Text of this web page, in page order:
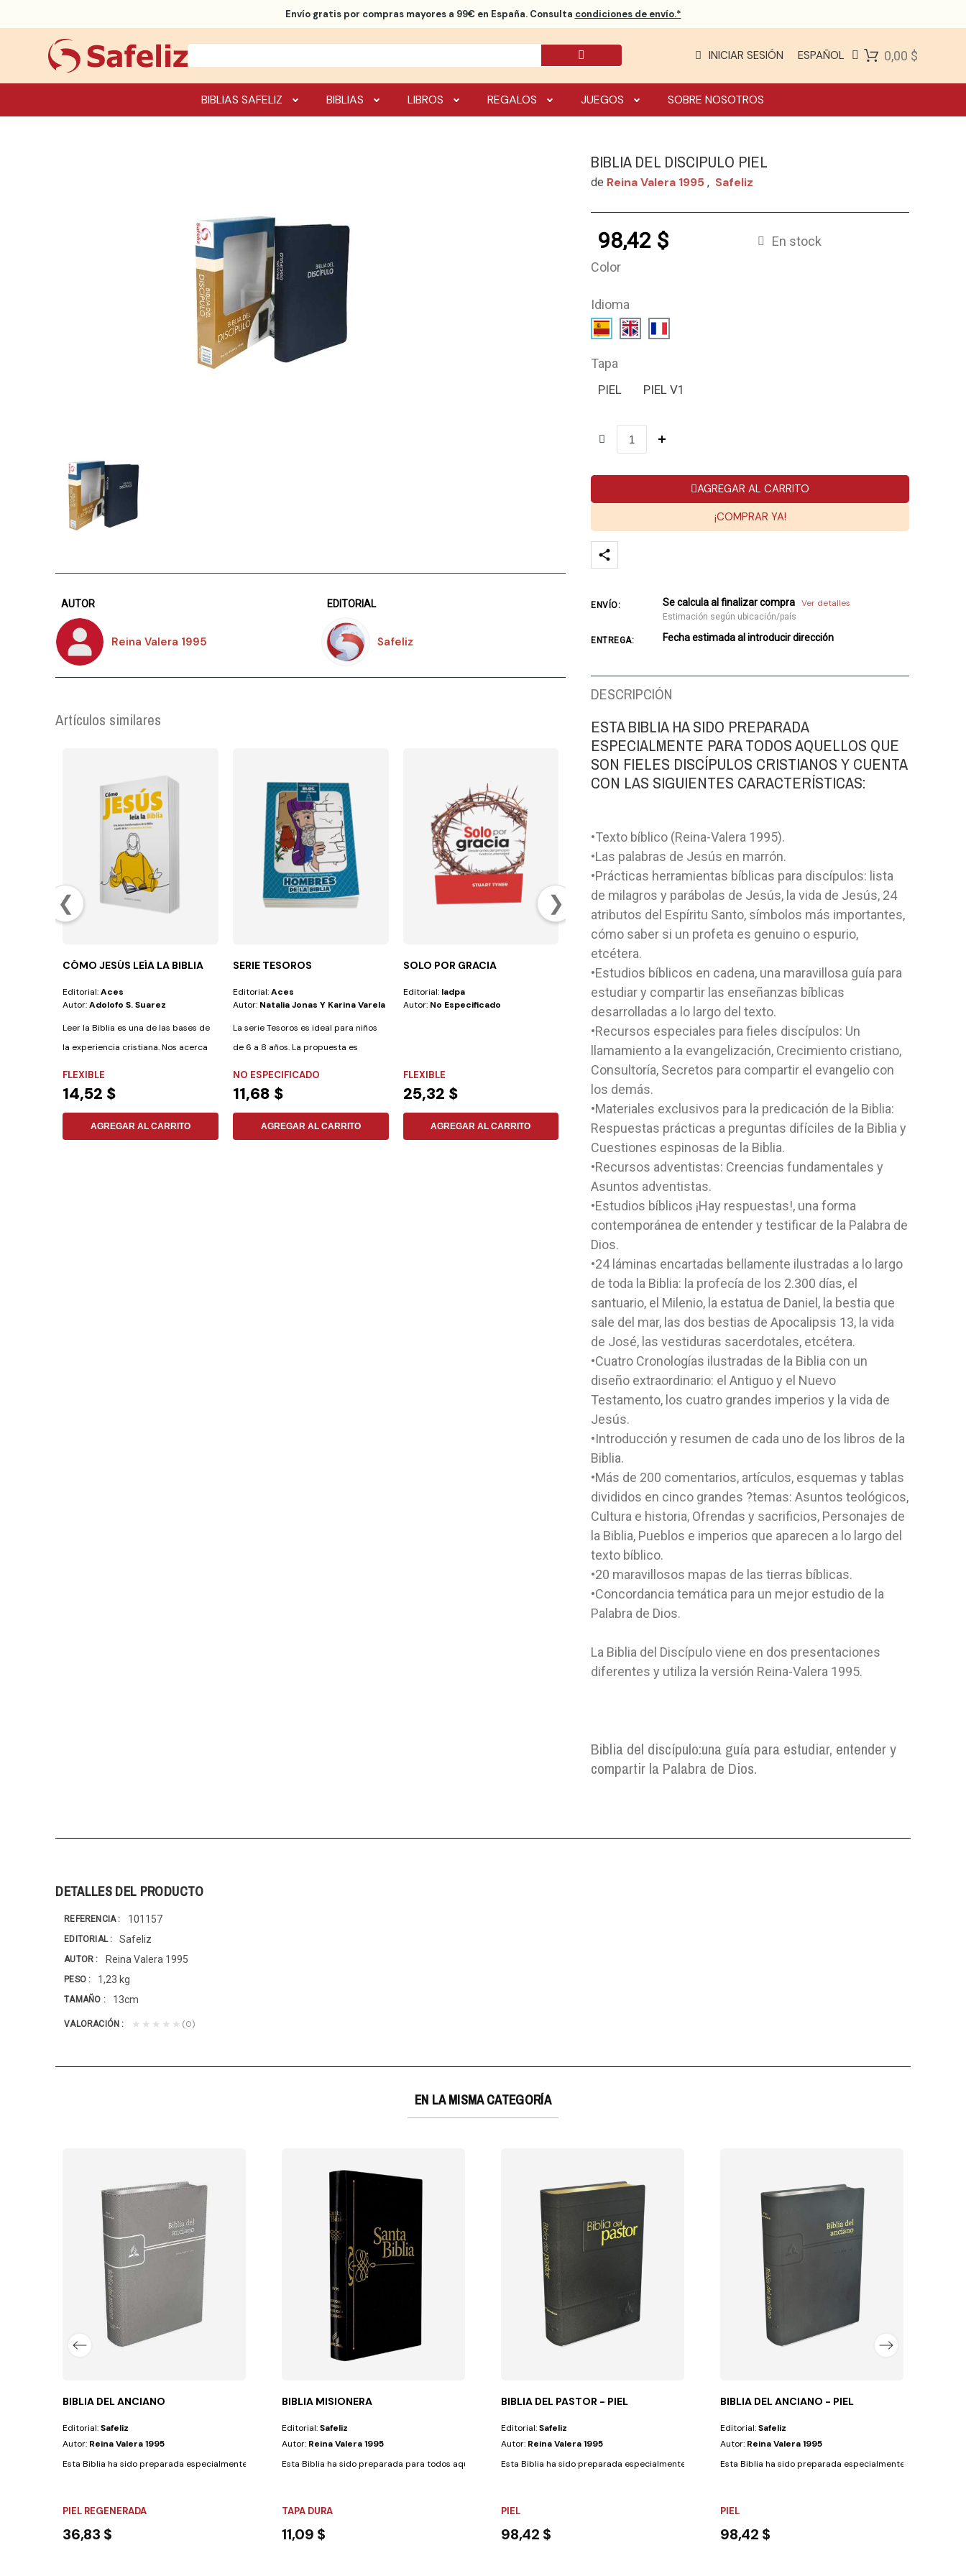
Envío gratispor compras mayores a 99€ en España. Consulta condiciones de envío.*
INICIAR SESIÓN ESPAÑOL 0,00 $
BIBLIAS SAFELIZ BIBLIAS LIBROS REGALOS JUEGOS SOBRE NOSOTROS
AUTOR
Reina Valera 1995
EDITORIAL
Safeliz
Artículos similares
❮ ❯
CÓMO JESÚS LEÍA LA BIBLIA
Editorial:Aces
Autor:Adolofo S. Suarez
Leer la Biblia es una de las bases de
la experiencia cristiana. Nos acerca
FLEXIBLE
14,52 $
AGREGAR AL CARRITO
SERIE TESOROS
Editorial:Aces
Autor: Natalia Jonas Y Karina Varela
La serie Tesoros es ideal para niños
de 6 a 8 años. La propuesta es
NO ESPECIFICADO
11,68 $
AGREGAR AL CARRITO
SOLO POR GRACIA
Editorial: Iadpa
Autor: No Especificado
FLEXIBLE
25,32 $
AGREGAR AL CARRITO
BIBLIA DEL PASTOR
Editorial:Safeliz
Autor:
Reina Valera 1995
Esta Biblia ha sido preparada
especialmente para los pastores con
PIEL REGENERADA
55,43 $
AGREGAR AL CARRITO
EN LAS MANOS DE UNO QUE
NO FALLA
Editorial:Aces
Autor:
Este libro contiene elementos
prácticos para desarrollar grupos
pequeños en todo...
NO ESPECIFICADO
AGREGAR AL CARRITO
BIBLIA DEL DISCIPULO PIEL
de Reina Valera 1995 , Safeliz
98,42 $
En stock
Color
Idioma
Tapa
PIEL PIEL V1
AGREGAR AL CARRITO
¡COMPRAR YA!
ENVÍO: Se calcula al finalizar compra Ver detalles
Estimación según ubicación/país
ENTREGA: Fecha estimada al introducir dirección
DESCRIPCIÓN
ESTA BIBLIA HA SIDO PREPARADA
ESPECIALMENTE PARA TODOS AQUELLOS QUE
SON FIELES DISCÍPULOS CRISTIANOS Y CUENTA
CON LAS SIGUIENTES CARACTERÍSTICAS:
•Texto bíblico (Reina-Valera 1995).
•Las palabras de Jesús en marrón.
•Prácticas herramientas bíblicas para discípulos: lista
de milagros y parábolas de Jesús, la vida de Jesús, 24
atributos del Espíritu Santo, símbolos más importantes,
cómo saber si un profeta es genuino o espurio,
etcétera.
•Estudios bíblicos en cadena, una maravillosa guía para
estudiar y compartir las enseñanzas bíblicas
desarrolladas a lo largo del texto.
•Recursos especiales para fieles discípulos: Un
llamamiento a la evangelización, Crecimiento cristiano,
Consultoría, Secretos para compartir el evangelio con
los demás.
•Materiales exclusivos para la predicación de la Biblia:
Respuestas prácticas a preguntas difíciles de la Biblia y
Cuestiones espinosas de la Biblia.
•Recursos adventistas: Creencias fundamentales y
Asuntos adventistas.
•Estudios bíblicos ¡Hay respuestas!, una forma
contemporánea de entender y testificar de la Palabra de
Dios.
•24 láminas encartadas bellamente ilustradas a lo largo
de toda la Biblia: la profecía de los 2.300 días, el
santuario, el Milenio, la estatua de Daniel, la bestia que
sale del mar, las dos bestias de Apocalipsis 13, la vida
de José, las vestiduras sacerdotales, etcétera.
•Cuatro Cronologías ilustradas de la Biblia con un
diseño extraordinario: el Antiguo y el Nuevo
Testamento, los cuatro grandes imperios y la vida de
Jesús.
•Introducción y resumen de cada uno de los libros de la
Biblia.
•Más de 200 comentarios, artículos, esquemas y tablas
divididos en cinco grandes ?temas: Asuntos teológicos,
Cultura e historia, Ofrendas y sacrificios, Personajes de
la Biblia, Pueblos e imperios que aparecen a lo largo del
texto bíblico.
•20 maravillosos mapas de las tierras bíblicas.
•Concordancia temática para un mejor estudio de la
Palabra de Dios.
La Biblia del Discípulo viene en dos presentaciones
diferentesy utiliza la versión Reina-Valera 1995.
Biblia del discípulo:una guía para estudiar, entender y
compartir la Palabra de Dios.
DETALLES DEL PRODUCTO
REFERENCIA 101157
EDITORIAL Safeliz
AUTOR Reina Valera 1995
PESO 1,23 kg
TAMAÑO 13cm
VALORACIÓN ★★★★★ (0)
EN LA MISMA CATEGORÍA
para los colportores y tiene las...
BIBLIA DEL ANCIANO
Editorial:Safeliz
Autor: Reina Valera 1995
Esta Biblia ha sido preparada especialmente para los ancianos con las siguientes...
PIEL REGENERADA
36,83 $
BIBLIA MISIONERA
Editorial:Safeliz
Autor: Reina Valera 1995
Esta Biblia ha sido preparada para todos aquellos que, sabiendo que el fin está...
TAPA DURA
11,09 $
BIBLIA DEL PASTOR - PIEL
Editorial:Safeliz
Autor: Reina Valera 1995
Esta Biblia ha sido preparada especialmente para los pastores con las siguientes...
PIEL
98,42 $
BIBLIA DEL ANCIANO - PIEL
Editorial:Safeliz
Autor: Reina Valera 1995
Esta Biblia ha sido preparada especialmente para los
PIEL
98,42 $